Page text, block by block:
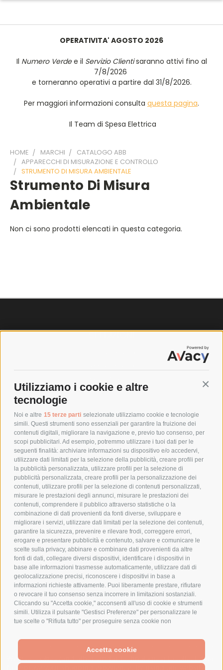
Utilizziamo i cookie e altre
tecnologie
Noi e altre 15 terze parti selezionate utilizziamo cookie e tecnologie
simili. Questi strumenti sono essenziali per garantire la fruizione dei
contenuti digitali, migliorare la navigazione e, previo tuo consenso, per
scopi pubblicitari. Ad esempio, potremmo utilizzare i tuoi dati per le
seguenti finalità: archiviare informazioni su dispositivo e/o accedervi,
utilizzare dati limitati per la selezione della pubblicità, creare profili per
la pubblicità personalizzata, utilizzare profili per la selezione di
pubblicità personalizzata, creare profili per la personalizzazione dei
contenuti, utilizzare profili per la selezione di contenuti personalizzati,
misurare le prestazioni degli annunci, misurare le prestazioni dei
contenuti, comprendere il pubblico attraverso statistiche o la
combinazione di dati provenienti da fonti diverse, sviluppare e
migliorare i servizi, utilizzare dati limitati per la selezione dei contenuti,
garantire la sicurezza, prevenire e rilevare frodi, correggere errori,
erogare e presentare pubblicità e contenuto, salvare e comunicare le
scelte sulla privacy, abbinare e combinare dati provenienti da altre
fonti di dati, collegare diversi dispositivi, identificare i dispositivi in
base alle informazioni trasmesse automaticamente, utilizzare dati di
geolocalizzazione precisi, riconoscere i dispositivi in base a
informazioni richieste attivamente. Puoi liberamente prestare, rifiutare
o revocare il tuo consenso senza incorrere in limitazioni sostanziali.
Cliccando su "Accetta cookie," acconsenti all'uso di cookie e strumenti
simili. Utilizza il pulsante "Gestisci Preferenze" per personalizzare le
tue scelte o "Rifiuta tutto" per proseguire senza cookie non
momento cliccando sul link "Preferenze Cookie" in fondo alla pagina o
sull'icona dello scudo in basso a sinistra. Le tue preferenze si
applicheranno al solo dispositivo in uso.
Accetta cookie
OPERATIVITA' AGOSTO 2026
Il Numero Verdee il Servizio Clientisaranno attivi fino al
7/8/2026
e torneranno operativi a partire dal 31/8/2026.
Per maggiori informazioni consulta questa pagina.
Il Team di Spesa Elettrica
HOME MARCHI
CATALOGO ABB
APPARECCHI DI MISURAZIONE E CONTROLLO
STRUMENTO DI MISURA AMBIENTALE
Strumento Di Misura
Ambientale
Non ci sono prodotti elencati in questa categoria.
SPEDIZIONI
POLICY
PRIVACY POLICY
COOKIE POLICY
PAGAMENTI SICURI
AZIENDA
CHI SIAMO
MARCHI TRATTATI
CONDOMINI
Bonifico
Bancario
SPESA ELETTRICA SOCIETA CONSORTILE A RESPONSABILITA LIMITATA - VIALE
MILANOFIORI, STRADA 4 - PALAZZO A5 20057, ASSAGO MILANO - PARTITA IVA
We use cookies (and other similar technologies) to collect data
to improve your shopping experience.
By using our website,